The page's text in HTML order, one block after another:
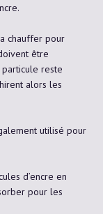
chauffer pour
être
reste
alors les
utilisé pour
d’encre en
pour les